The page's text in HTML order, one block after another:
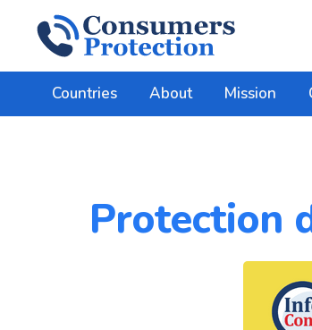
Countries About Mission
Protection